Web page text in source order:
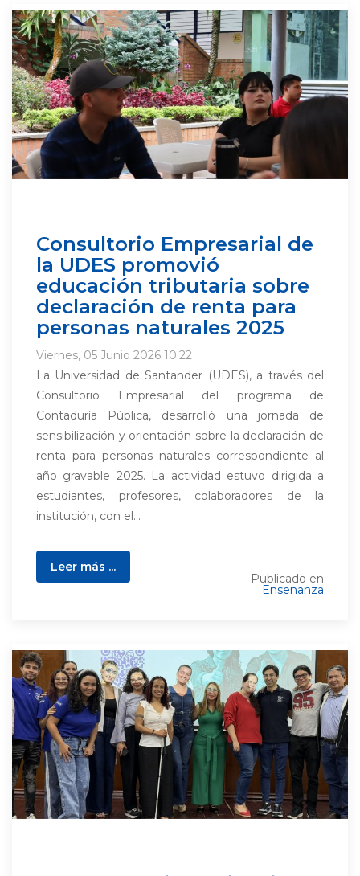
Consultorio Empresarial de
la UDES promovió
educación tributaria sobre
declaración de renta para
personas naturales 2025
Viernes, 05 Junio 2026 10:22
La Universidad de Santander (UDES), a través del
Consultorio Empresarial del programa de
Contaduría Pública, desarrolló una jornada de
sensibilización y orientación sobre la declaración de
renta para personas naturales correspondiente al
año gravable 2025. La actividad estuvo dirigida a
estudiantes, profesores, colaboradores de la
institución, con el...
Leer más ...
Publicado en
Ensenanza